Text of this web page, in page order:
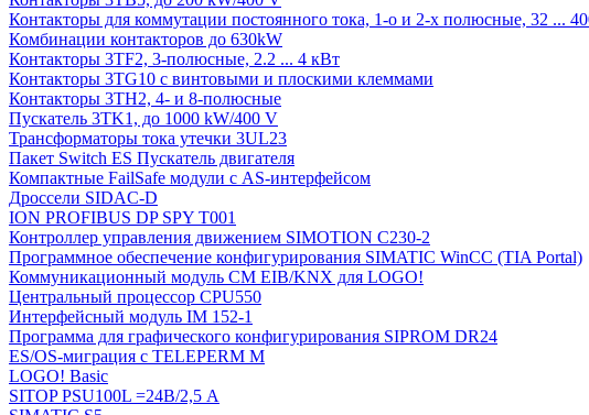
Контакторы для коммутации постоянного тока, 1-о и 2-х полюсные, 32 ...
Комбинации контакторов до 630kW
Контакторы 3TF2, 3-полюсные, 2.2 ... 4 кВт
Контакторы 3TG10 c винтовыми и плоскими клеммами
Контакторы 3TH2, 4- и 8-полюсные
Пускатель 3TK1, до 1000 kW/400 V
Трансформаторы тока утечки 3UL23
Пакет Switch ES Пускатель двигателя
Компактные FailSafe модули с AS-интерфейсом
Дроссели SIDAC-D
ION PROFIBUS DP SPY T001
Контроллер управления движением SIMOTION C230-2
Программное обеспечение конфигурирования SIMATIC WinCC (TIA Portal)
Коммуникационный модуль CM EIB/KNX для LOGO!
Центральный процессор CPU550
Интерфейсный модуль IM 152-1
Программа для графического конфигурирования SIPROM DR24
ES/OS-миграция с TELEPERM M
LOGO! Basic
SITOP PSU100L =24В/2,5 A